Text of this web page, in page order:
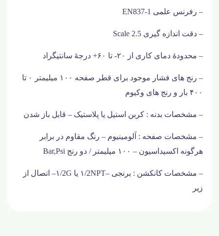
– رفرنس علمی EN837-1
– دقت اندازه گیری Scale 2.5
– محدودۀ دمای کاری از ۲۰- تا ۶۰+ درجۀ سانتیگراد
– رنج های فشار موجود برای قطر صفحه ۱۰۰ میلیمتر ۰ تا
۴۰۰ بار و رنج های وکیوم
– مشخصات بدنه : کربن استیل یا پلاستیک – قابل باز شدن
– مشخصات صفحه : آلومینیوم – رنگ مقاوم در برابر
هرگونه اکسیداسیون – ۱۰۰ میلیمتر / دو رنج
Bar,Psi
– مشخصات کانکشن : برنجی –۱/2NPT یا ۱/2G– اتصال از
زیر